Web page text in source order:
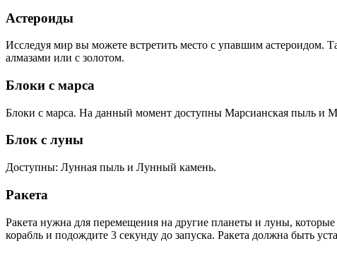
Астероиды
Исследуя мир вы можете встретить место с упавшим астероидом.
алмазами или с золотом.
Блоки с марса
Блоки с марса. На данный момент доступны Марсианская пыль и
Блок с луны
Доступны: Лунная пыль и Лунный камень.
Ракета
Ракета нужна для перемещения на другие планеты и луны,
корабль и подождите 3 секунду до запуска. Ракета должна быть